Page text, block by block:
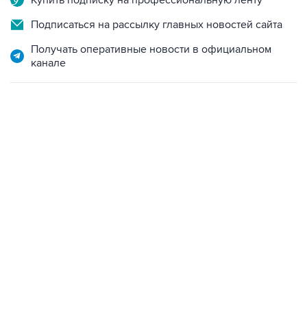
Подписаться на рассылку главных новостей сайта
Получать оперативные новости в официальном
канале